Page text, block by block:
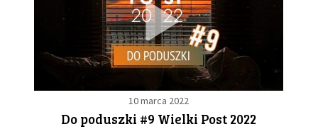
10 marca 2022
Do poduszki #9 Wielki Post 2022